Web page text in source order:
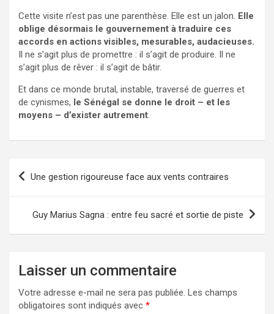
Cette visite n’est pas une parenthèse. Elle est un jalon. Elle
oblige désormais le gouvernement à traduire ces
accords en actions visibles, mesurables, audacieuses.
Il ne s’agit plus de promettre : il s’agit de produire. Il ne
s’agit plus de rêver : il s’agit de bâtir.
Et dans ce monde brutal, instable, traversé de guerres et
de cynismes, le Sénégal se donne le droit – et les
moyens – d’exister autrement
Navigation
de
Une gestion rigoureuse face aux vents contraires
Guy Marius Sagna : entre feu sacré et sortie de piste
Laisser un commentaire
Votre adresse e-mail ne sera pas publiée. Les champs
obligatoires sont indiqués avec *